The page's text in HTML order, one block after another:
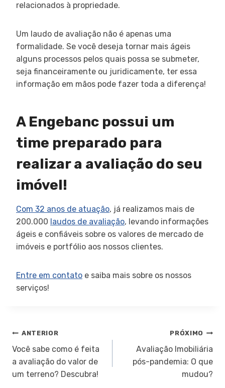
relacionados à propriedade.
Um laudo de avaliação não é apenas uma
formalidade. Se você deseja tornar mais ágeis
alguns processos pelos quais possa se submeter,
seja financeiramente ou juridicamente, ter essa
informação em mãos pode fazer toda a diferença!
A Engebanc possui um
time preparado para
realizar a avaliação do seu
imóvel!
Com 32 anos de atuação, já realizamos mais de
200.000 laudos de avaliação, levando informações
ágeis e confiáveis sobre os valores de mercado de
imóveis e portfólio aos nossos clientes.
Entre em contato e saiba mais sobre os nossos
serviços!
Navegação
de
Post
ANTERIOR
Você sabe como é feita
a avaliação do valor de
um terreno? Descubra!
PRÓXIMO
Avaliação Imobiliária
pós-pandemia: O que
mudou?